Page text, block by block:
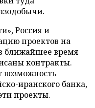
Россия и
проектов на
ближайшее время
контракты.
возможность
иранского банка,
проекты.